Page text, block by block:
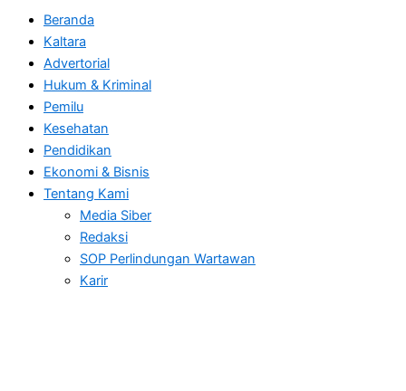
Beranda
Kaltara
Advertorial
Hukum & Kriminal
Pemilu
Kesehatan
Pendidikan
Ekonomi & Bisnis
Tentang Kami
Media Siber
Redaksi
SOP Perlindungan Wartawan
Karir